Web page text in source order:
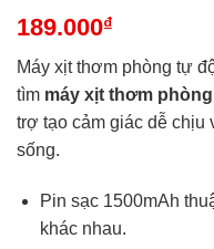
189.000₫
Máy xịt thơm phòng tự
tìm máy xịt thơm
trợ tạo cảm giác dễ chịu
sống.
Pin sạc 1500mAh
khác nhau.